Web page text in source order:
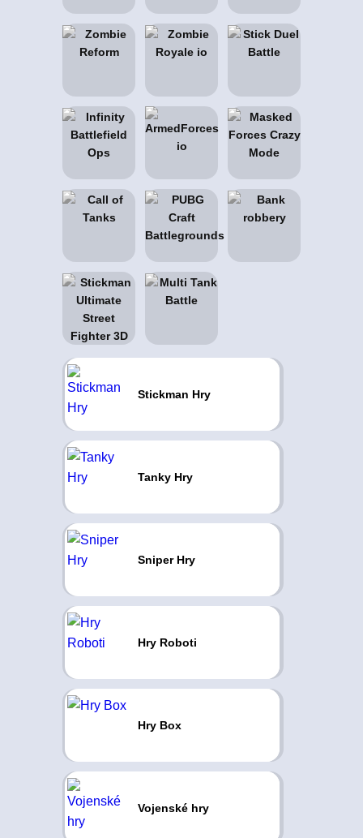
Stickman Hry
Tanky Hry
Sniper Hry
Hry Roboti
Hry Box
Vojenské hry